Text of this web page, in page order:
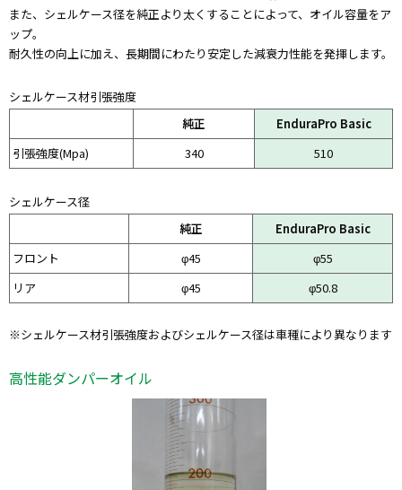
また、シェルケース径を純正より太くすることによって、オイル容量をア
ップ。
耐久性の向上に加え、長期間にわたり安定した減衰力性能を発揮します。
シェルケース材引張強度
純正
EnduraPro Basic
引張強度(Mpa)
340 510
シェルケース径
純正
EnduraPro Basic
フロント
φ45
φ55
リア
φ45 φ50.8
※シェルケース材引張強度およびシェルケース径は車種により異なります
高性能ダンパーオイル